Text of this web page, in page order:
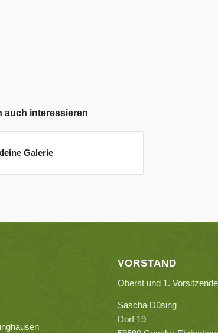
auch interessieren
Galerie
VORSTAND
Oberst und 1.
Sascha Düsing
Dorf 19